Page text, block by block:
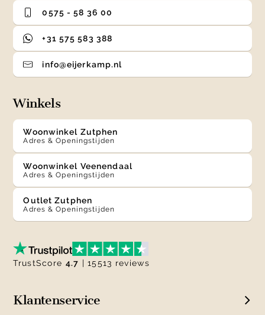
0575 - 58 36 00
+31 575 583 388
info@eijerkamp.nl
Winkels
Woonwinkel Zutphen
Adres & Openingstijden
Woonwinkel Veenendaal
Adres & Openingstijden
Outlet Zutphen
Adres & Openingstijden
Klantenservice
TrustScore 4.7 | 15513 reviews